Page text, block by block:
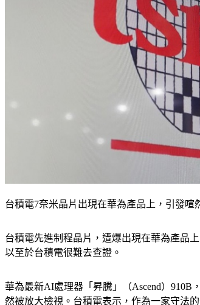
台積電7奈米晶片出現在華為產品上，引發喧
台積電先進制程晶片，遭爆出現在華為產品
以至於台積電很難去查證。
華為最新AI處理器「昇騰」（Ascend）910B
然被放大檢視。台積電表示，作為一家守法